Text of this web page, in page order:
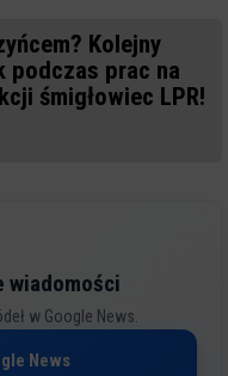
Kolejny
podczas prac na
śmigłowiec LPR!
wiadomości
w Google News.
News